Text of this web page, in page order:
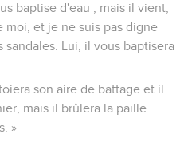
baptise d'eau ; mais il vient,
moi, et je ne suis pas digne
Lui, il vous baptisera
son aire de battage et il
mais il brûlera la paille
»